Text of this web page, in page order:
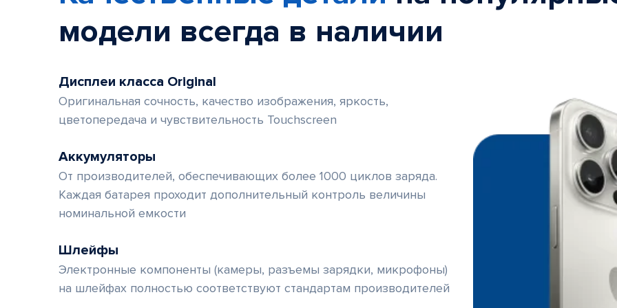
модели всегда в наличии
Дисплеи класса Original
Оригинальная сочность, качество изображения, яркость,
цветопередача и чувствительность Touchscreen
Аккумуляторы
От производителей, обеспечивающих более 1000 циклов заряда.
Каждая батарея проходит дополнительный контроль величины
номинальной емкости
Шлейфы
Электронные компоненты (камеры, разъемы зарядки, микрофоны)
на шлейфах полностью соответствуют стандартам производителей